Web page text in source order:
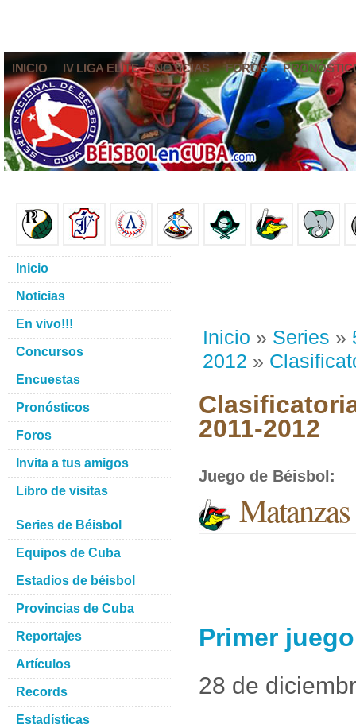
INICIO IV LIGA ELITE NOTICIAS FOROS
Inicio » Series »
2012 »
2011-2012
Juego de Béisbol :
Primer
28 de
Inicio
Noticias
En vivo!!!
Concursos
Encuestas
Pronósticos
Foros
Invita a tus amigos
Libro de visitas
Series de Béisbol
Equipos de Cuba
Estadios de béisbol
Provincias de Cuba
Reportajes
Artículos
Records
Estadísticas